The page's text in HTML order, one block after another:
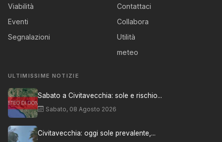
Viabilità
Eventi
Segnalazioni
Contattaci
Collabora
Utilità
meteo
ULTIMISSIME NOTIZIE
Sabato a Civitavecchia: sole e rischio...
Sabato, 08 Agosto 2026
Civitavecchia: oggi sole prevalente,...